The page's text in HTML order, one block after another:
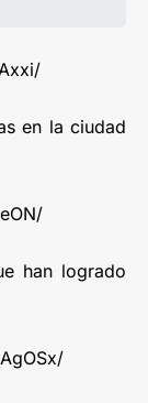
en la ciudad
han logrado